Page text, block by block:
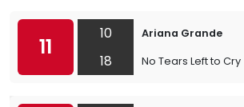
11
10
18
Ariana Grande
No Tears Left to Cry